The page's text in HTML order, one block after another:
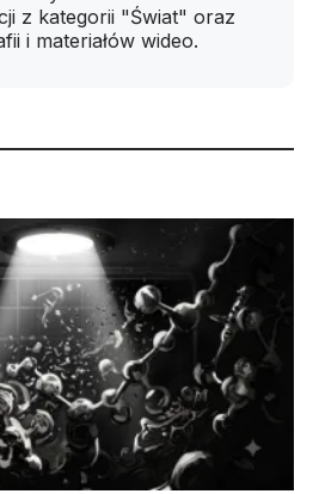
z kategorii "Świat" oraz
i materiałów wideo.